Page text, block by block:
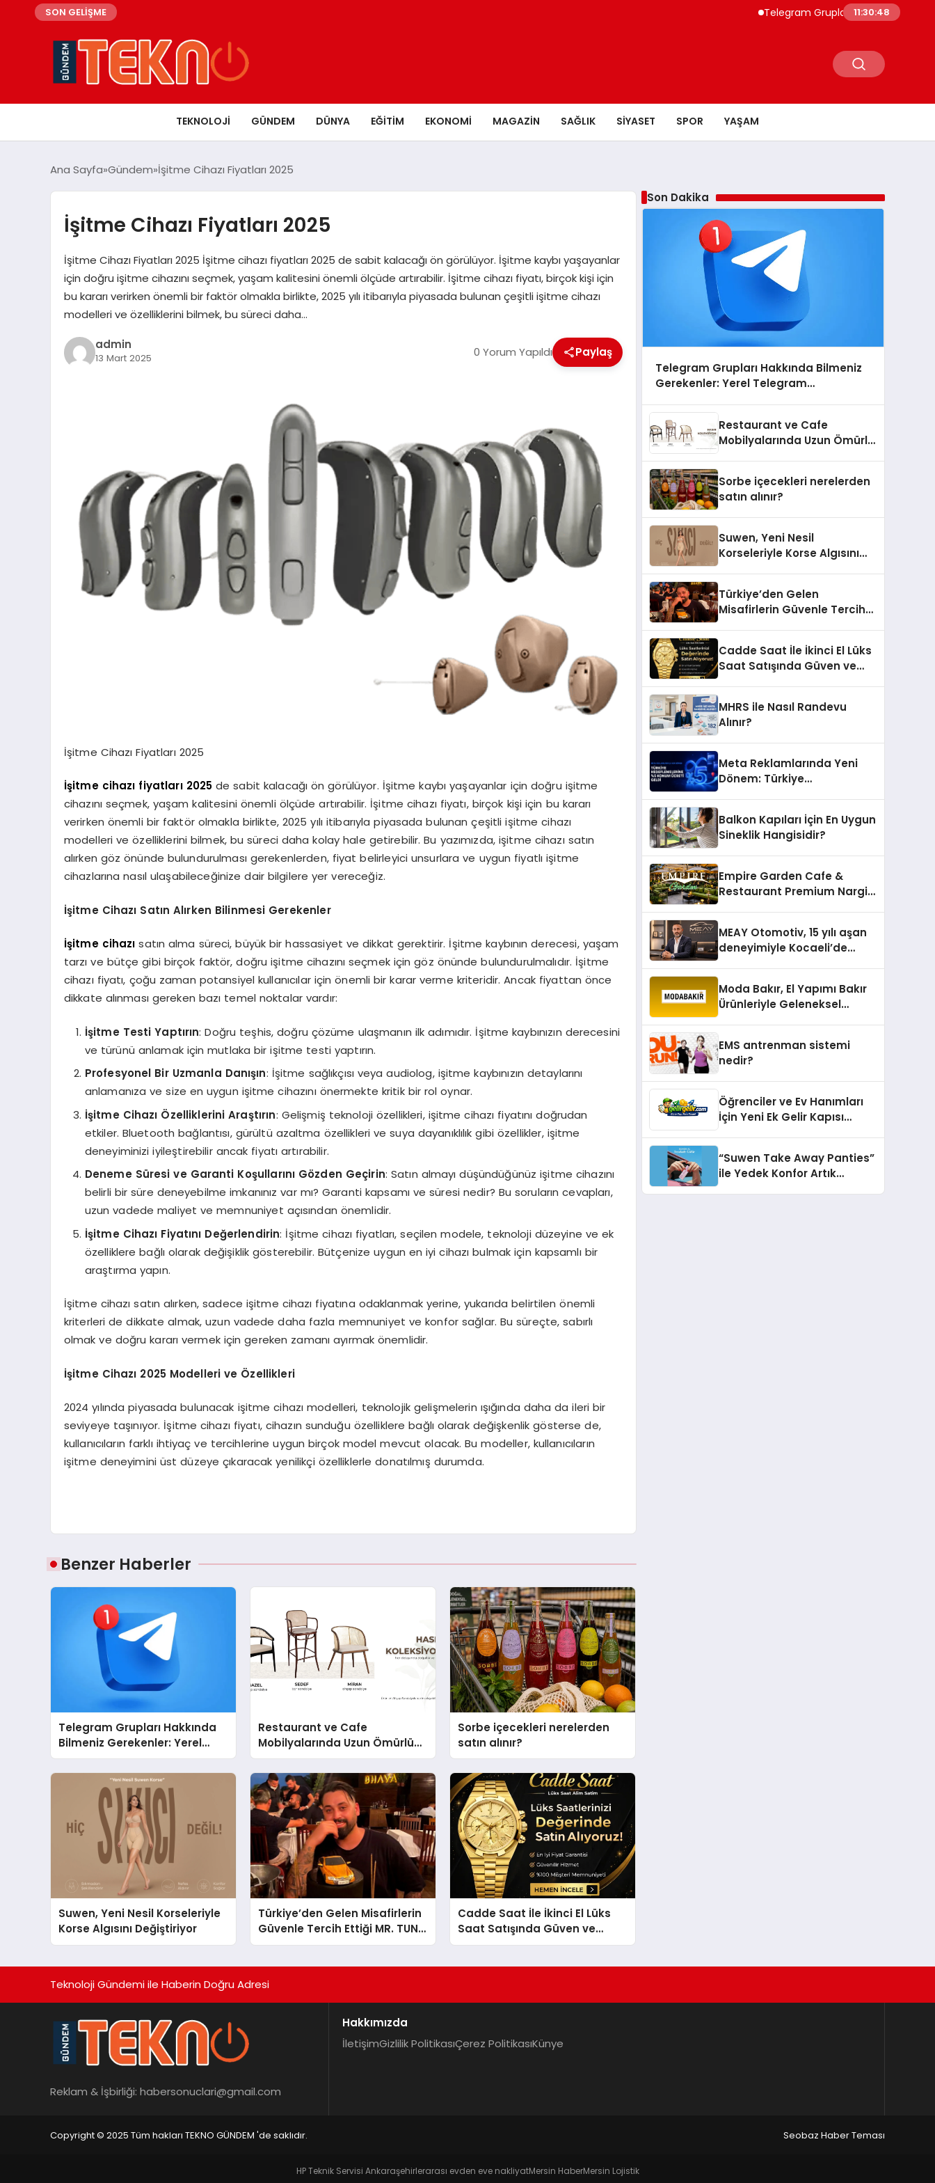
SON GELİŞME Telegram Grupları Hakkında Bilmeniz
11:30:49
TEKNOLOJI GÜNDEM DÜNYA EĞITIM EKONOMI MAGAZIN SAĞLIK SIYASET SPOR YAŞAM
Ana Sayfa Gündem İşitme Cihazı Fiyatları 2025
İşitme Cihazı Fiyatları 2025
İşitme Cihazı Fiyatları 2025 İşitme cihazı fiyatları 2025 de sabit kalacağı ön görülüyor. İşitme kaybı yaşayanlar
için doğru işitme cihazını seçmek, yaşam kalitesini önemli ölçüde artırabilir. İşitme cihazı fiyatı, birçok kişi için
bu kararı verirken önemli bir faktör olmakla birlikte, 2025 yılı itibarıyla piyasada bulunan çeşitli işitme cihazı
modelleri ve özelliklerini bilmek, bu süreci daha…
admin
13 Mart 2025 0 Yorum Yapıldı Paylaş
İşitme Cihazı Fiyatları 2025
İşitme cihazı fiyatları 2025 de sabit kalacağı ön görülüyor. İşitme kaybı yaşayanlar için doğru işitme
cihazını seçmek, yaşam kalitesini önemli ölçüde artırabilir. İşitme cihazı fiyatı, birçok kişi için bu kararı
verirken önemli bir faktör olmakla birlikte, 2025 yılı itibarıyla piyasada bulunan çeşitli işitme cihazı
modelleri ve özelliklerini bilmek, bu süreci daha kolay hale getirebilir. Bu yazımızda, işitme cihazı satın
alırken göz önünde bulundurulması gerekenlerden, fiyat belirleyici unsurlara ve uygun fiyatlı işitme
cihazlarına nasıl ulaşabileceğinize dair bilgilere yer vereceğiz.
İşitme Cihazı Satın Alırken Bilinmesi Gerekenler
İşitme cihazı satın alma süreci, büyük bir hassasiyet ve dikkat gerektirir. İşitme kaybının derecesi, yaşam
tarzı ve bütçe gibi birçok faktör, doğru işitme cihazını seçmek için göz önünde bulundurulmalıdır. İşitme
cihazı fiyatı, çoğu zaman potansiyel kullanıcılar için önemli bir karar verme kriteridir. Ancak fiyattan önce
dikkate alınması gereken bazı temel noktalar vardır:
İşitme Testi Yaptırın: Doğru teşhis, doğru çözüme ulaşmanın ilk adımıdır. İşitme kaybınızın derecesini
ve türünü anlamak için mutlaka bir işitme testi yaptırın.
Profesyonel Bir Uzmanla Danışın: İşitme sağlıkçısı veya audiolog, işitme kaybınızın detaylarını
anlamanıza ve size en uygun işitme cihazını önermekte kritik bir rol oynar.
İşitme Cihazı Özelliklerini Araştırın: Gelişmiş teknoloji özellikleri, işitme cihazı fiyatını doğrudan
etkiler. Bluetooth bağlantısı, gürültü azaltma özellikleri ve suya dayanıklılık gibi özellikler, işitme
deneyiminizi iyileştirebilir ancak fiyatı artırabilir.
Deneme Süresi ve Garanti Koşullarını Gözden Geçirin: Satın almayı düşündüğünüz işitme cihazını
belirli bir süre deneyebilme imkanınız var mı? Garanti kapsamı ve süresi nedir? Bu soruların cevapları,
uzun vadede maliyet ve memnuniyet açısından önemlidir.
İşitme Cihazı Fiyatını Değerlendirin: İşitme cihazı fiyatları, seçilen modele, teknoloji düzeyine ve ek
özelliklere bağlı olarak değişiklik gösterebilir. Bütçenize uygun en iyi cihazı bulmak için kapsamlı bir
araştırma yapın.
İşitme cihazı satın alırken, sadece işitme cihazı fiyatına odaklanmak yerine, yukarıda belirtilen önemli
kriterleri de dikkate almak, uzun vadede daha fazla memnuniyet ve konfor sağlar. Bu süreçte, sabırlı
olmak ve doğru kararı vermek için gereken zamanı ayırmak önemlidir.
İşitme Cihazı 2025 Modelleri ve Özellikleri
2024 yılında piyasada bulunacak işitme cihazı modelleri, teknolojik gelişmelerin ışığında daha da ileri bir
seviyeye taşınıyor. İşitme cihazı fiyatı, cihazın sunduğu özelliklere bağlı olarak değişkenlik gösterse de,
kullanıcıların farklı ihtiyaç ve tercihlerine uygun birçok model mevcut olacak. Bu modeller, kullanıcıların
işitme deneyimini üst düzeye çıkaracak yenilikçi özelliklerle donatılmış durumda.
Benzer Haberler
Telegram Grupları Hakkında
Bilmeniz Gerekenler: Yerel
Telegram Gruplarıyla
Şehrinizdeki Topluluklara
Restaurant ve Cafe
Mobilyalarında Uzun Ömürlü
Sandalye Nasıl Seçilir?
Sorbe içecekleri nerelerden
satın alınır?
Suwen, Yeni Nesil Korseleriyle
Korse Algısını Değiştiriyor
Türkiye’den Gelen Misafirlerin
Güvenle Tercih Ettiği MR. TUNA
Restaurant Uluslararası
Cadde Saat İle İkinci El Lüks
Saat Satışında Güven ve
Doğru Değerleme
Son Dakika
Telegram Grupları Hakkında Bilmeniz
Gerekenler: Yerel Telegram
Ulaşın
Restaurant ve Cafe
Mobilyalarında Uzun Ömürlü
Sorbe içecekleri nerelerden
satın alınır?
Suwen, Yeni Nesil
Korseleriyle Korse Algısını
Türkiye’den Gelen
Misafirlerin Güvenle Tercih
Dikkat Çekiyor
Cadde Saat İle İkinci El Lüks
Saat Satışında Güven ve
MHRS ile Nasıl Randevu
Alınır?
Meta Reklamlarında Yeni
Dönem: Türkiye
Balkon Kapıları İçin En Uygun
Sineklik Hangisidir?
Empire Garden Cafe &
Restaurant Premium Nargile
MEAY Otomotiv, 15 yılı aşan
deneyimiyle Kocaeli’de
Moda Bakır, El Yapımı Bakır
Ürünleriyle Geleneksel
EMS antrenman sistemi
nedir?
Öğrenciler ve Ev Hanımları
İçin Yeni Ek Gelir Kapısı
“Suwen Take Away Panties”
ile Yedek Konfor Artık
Teknoloji Gündemi ile Haberin Doğru Adresi
Reklam & İşbirliği: habersonuclari@gmail.com
Hakkımızda
İletişimGizlilik PolitikasıÇerez PolitikasıKünye
Copyright © 2025 Tüm hakları TEKNO GÜNDEM 'de saklıdır. Seobaz Haber Teması
HP Teknik Servisi Ankaraşehirlerarası evden eve nakliyatMersin HaberMersin Lojistik